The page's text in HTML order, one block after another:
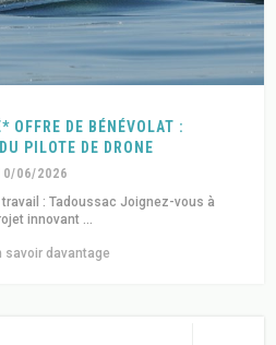
OFFRE DE BÉNÉVOLAT :
PILOTE DE DRONE
06/2026
: Tadoussac Joignez-vous à
innovant ...
savoir davantage